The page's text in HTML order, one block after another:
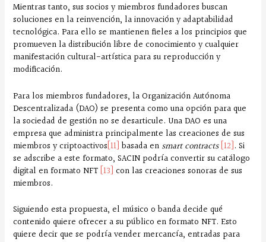
Mientras tanto, sus socios y miembros fundadores buscan
soluciones en la reinvención, la innovación y adaptabilidad
tecnológica. Para ello se mantienen fieles a los principios que
promueven la distribución libre de conocimiento y cualquier
manifestación cultural-artística para su reproducción y
modificación.
Para los miembros fundadores, la Organización Autónoma
Descentralizada (DAO) se presenta como una opción para que
la sociedad de gestión no se desarticule. Una DAO es una
empresa que administra principalmente las creaciones de sus
miembros y criptoactivos[11] basada en smart contracts[12]. Si
se adscribe a este formato, SACIN podría convertir su catálogo
digital en formato NFT[13] con las creaciones sonoras de sus
miembros.
Siguiendo esta propuesta, el músico o banda decide qué
contenido quiere ofrecer a su público en formato NFT. Esto
quiere decir que se podría vender mercancía, entradas para